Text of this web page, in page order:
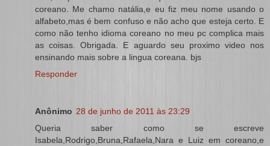
coreano. Me chamo natália,e eu fiz meu nome usando o
alfabeto,mas é bem confuso e não acho que esteja certo. E
como não tenho idioma coreano no meu pc complica mais
as coisas. Obrigada. E aguardo seu proximo video nos
ensinando mais sobre a lingua coreana. bjs
Responder
Anônimo 28 de junho de 2011 às 23:29
Queria saber como se escreve
Isabela,Rodrigo,Bruna,Rafaela,Nara e Luiz em coreano,e